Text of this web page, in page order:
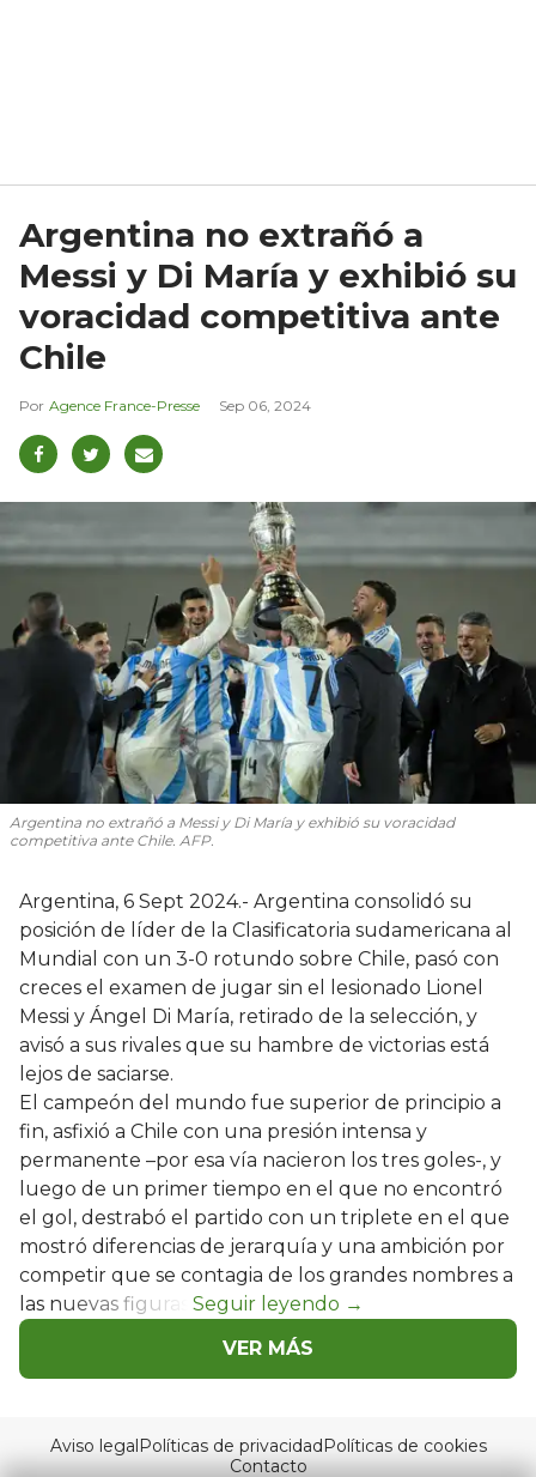
Argentina no extrañó a
Messi y Di María y exhibió su
voracidad competitiva ante
Chile
Agence France-Presse Sep 06, 2024
Argentina no extrañó a Messi y Di María y exhibió su voracidad
competitiva ante Chile. AFP.
Argentina, 6 Sept 2024.- Argentina consolidó su
posición de líder de la Clasificatoria sudamericana al
Mundial con un 3-0 rotundo sobre Chile, pasó con
creces el examen de jugar sin el lesionado Lionel
Messi y Ángel Di María, retirado de la selección, y
avisó a sus rivales que su hambre de victorias está
lejos de saciarse.
El campeón del mundo fue superior de principio a
fin, asfixió a Chile con una presión intensa y
permanente –por esa vía nacieron los tres goles-, y
luego de un primer tiempo en el que no encontró
el gol, destrabó el partido con un triplete en el que
mostró diferencias de jerarquía y una ambición por
competir que se contagia de los grandes nombres a
las nuevas figuras.
VER MÁS
Aviso legalPolíticas de privacidadPolíticas de cookies
Contacto